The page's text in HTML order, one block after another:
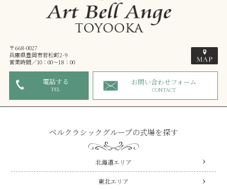
〒668-0027
兵庫県豊岡市若松町2-9
営業時間／10：00～18：00
電話する
TEL
お問い合わせフォーム
CONTACT
ベルクラシックグループの式場を探す
北海道エリア
東北エリア